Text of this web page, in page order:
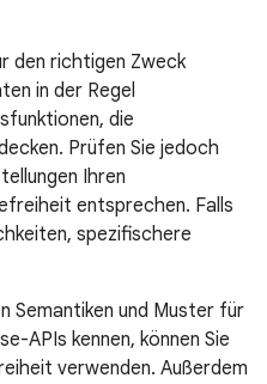
den richtigen Zweck
in der Regel
die
Prüfen Sie jedoch
Ihren
entsprechen. Falls
spezifischere
Semantiken und Muster für
APIs kennen, können Sie
verwenden. Außerdem